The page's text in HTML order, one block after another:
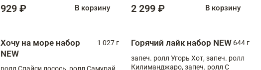
929 ₽ В корзину
Медовая креветка
2 299 ₽ В корзину
Хочу на море набор
NEW
1 027 г Горячий лайк набор NEW 644 г
запеч. ролл Угорь Хот, запеч. ролл
Килиманджаро, запеч. ролл С